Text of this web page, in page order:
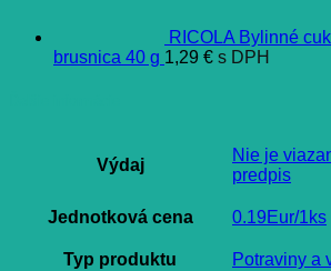
RICOLA Bylinné
brusnica 40 g 1,29 € s DPH
Výdaj
Nie je
predpis
Jednotková cena 0.19Eur/1ks
Typ produktu Potraviny a